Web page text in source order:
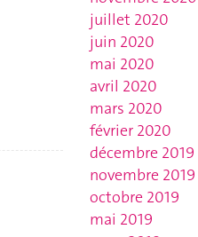
juillet 2020
juin 2020
mai 2020
avril 2020
mars 2020
février 2020
décembre 2019
novembre 2019
octobre 2019
mai 2019